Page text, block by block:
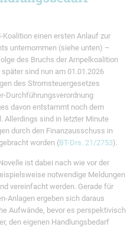
einen ersten Anlauf zur
unternommen (siehe unten) –
des Bruchs der Ampelkoalition
sind nun am 01.01.2026
des Stromsteuergesetzes
Durchführungsverordnung
davon entstammt noch dem
Allerdings sind in letzter Minute
durch den Finanzausschuss in
worden (BT-Drs. 21/2753).
ist dabei nach wie vor der
notwendige Meldungen
vereinfacht werden. Gerade für
Anlagen ergeben sich daraus
Aufwände, bevor es perspektivisch
den eigenen Handlungsbedarf